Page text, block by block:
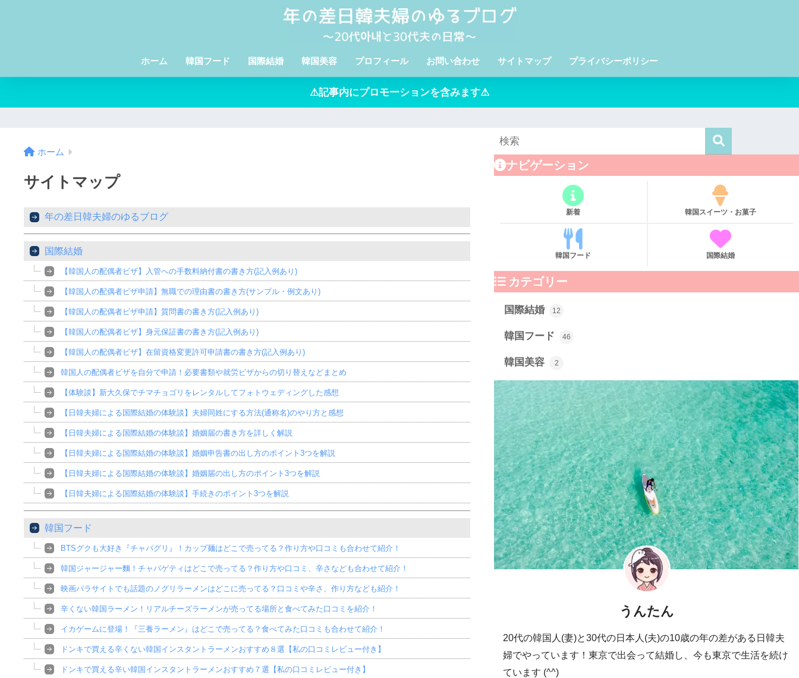
ホーム 韓国フード 国際結婚 韓国美容 プロフィール お問い合わせ サイトマップ プライバシーポリシー
⚠記事内にプロモーションを含みます⚠
ホーム
サイトマップ
年の差日韓夫婦のゆるブログ
国際結婚
【韓国人の配偶者ビザ】入管への手数料納付書の書き方(記入例あり)
【韓国人の配偶者ビザ申請】無職での理由書の書き方(サンプル・例文あり)
【韓国人の配偶者ビザ申請】質問書の書き方(記入例あり)
【韓国人の配偶者ビザ】身元保証書の書き方(記入例あり)
【韓国人の配偶者ビザ】在留資格変更許可申請書の書き方(記入例あり)
韓国人の配偶者ビザを自分で申請！必要書類や就労ビザからの切り替えなどまとめ
【体験談】新大久保でチマチョゴリをレンタルしてフォトウェディングした感想
【日韓夫婦による国際結婚の体験談】夫婦同姓にする方法(通称名)のやり方と感想
【日韓夫婦による国際結婚の体験談】婚姻届の書き方を詳しく解説
【日韓夫婦による国際結婚の体験談】婚姻申告書の出し方のポイント3つを解説
【日韓夫婦による国際結婚の体験談】婚姻届の出し方のポイント3つを解説
【日韓夫婦による国際結婚の体験談】手続きのポイント3つを解説
韓国フード
BTSグクも大好き『チャパグリ』！カップ麺はどこで売ってる？作り方や口コミも合わせて紹介！
韓国ジャージャー麵！チャパゲティはどこで売ってる？作り方や口コミ、辛さなども合わせて紹介！
映画パラサイトでも話題のノグリラーメンはどこに売ってる？口コミや辛さ、作り方なども紹介！
辛くない韓国ラーメン！リアルチーズラーメンが売ってる場所と食べてみた口コミを紹介！
イカゲームに登場！『三養ラーメン』はどこで売ってる？食べてみた口コミも合わせて紹介！
ドンキで買える辛くない韓国インスタントラーメンおすすめ８選【私の口コミレビュー付き】
ドンキで買える辛い韓国インスタントラーメンおすすめ７選【私の口コミレビュー付き】
ナビゲーション
新着 韓国スイーツ・お菓子
韓国フード 国際結婚
カテゴリー
国際結婚 12
韓国フード 46
韓国美容 2
うんたん
20代の韓国人(妻)と30代の日本人(夫)の10歳の年の差がある日韓夫
婦でやっています！東京で出会って結婚し、今も東京で生活を続け
ています (^^)